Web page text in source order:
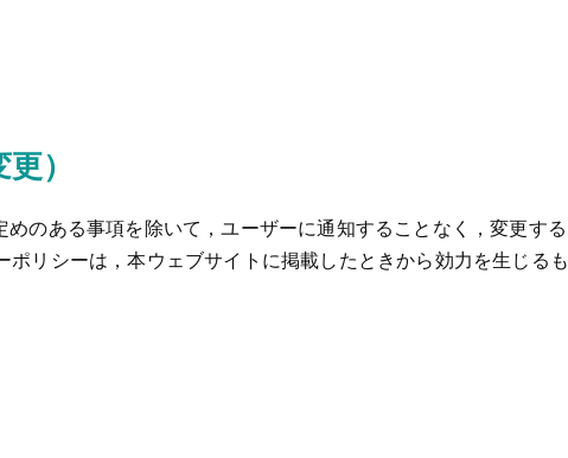
）
のある事項を除いて，ユーザーに通知することなく，変更す
リシーは，本ウェブサイトに掲載したときから効力を生じるも